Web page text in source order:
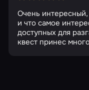
Очень интересный,
и что самое
доступных для
квест принес